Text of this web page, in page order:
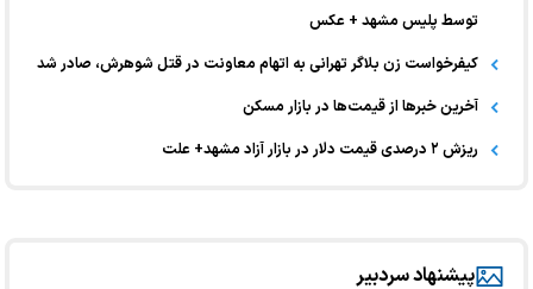
توسط پلیس مشهد + عکس
کیفرخواست زن بلاگر تهرانی به اتهام معاونت در قتل شوهرش، صادر شد
آخرین خبر‌ها از قیمت‌ها در بازار مسکن
ریزش ۲ درصدی قیمت دلار در بازار آزاد مشهد+ علت
پیشنهاد سردبیر